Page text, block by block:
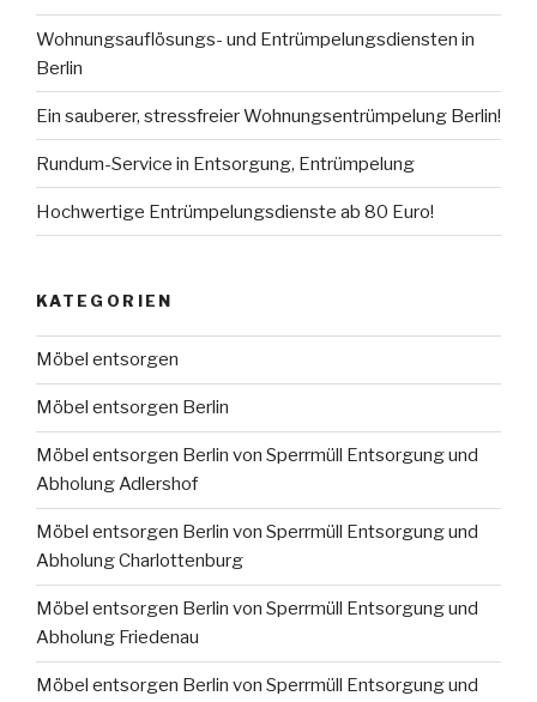
Wohnungsauflösungs- und Entrümpelungsdiensten in
Berlin
Ein sauberer, stressfreier Wohnungsentrümpelung Berlin!
Rundum-Service in Entsorgung, Entrümpelung
Hochwertige Entrümpelungsdienste ab 80 Euro!
KATEGORIEN
Möbel entsorgen
Möbel entsorgen Berlin
Möbel entsorgen Berlin von Sperrmüll Entsorgung und
Abholung Adlershof
Möbel entsorgen Berlin von Sperrmüll Entsorgung und
Abholung Charlottenburg
Möbel entsorgen Berlin von Sperrmüll Entsorgung und
Abholung Friedenau
Möbel entsorgen Berlin von Sperrmüll Entsorgung und